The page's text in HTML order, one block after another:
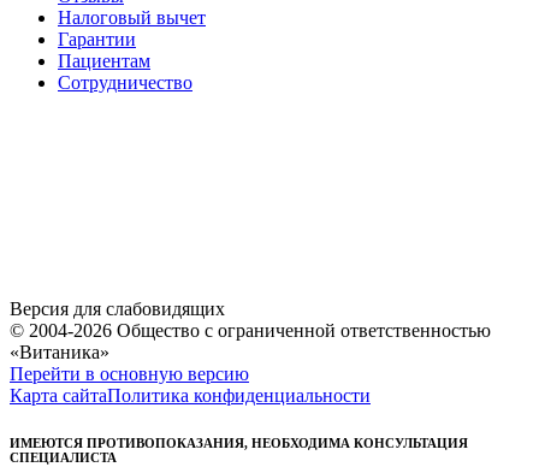
Налоговый вычет
Гарантии
Пациентам
Сотрудничество
Версия для слабовидящих
© 2004-2026 Общество с ограниченной ответственностью
«Витаника»
Перейти в основную версию
Карта сайтаПолитика конфиденциальности
ИМЕЮТСЯ ПРОТИВОПОКАЗАНИЯ, НЕОБХОДИМА КОНСУЛЬТАЦИЯ
СПЕЦИАЛИСТА